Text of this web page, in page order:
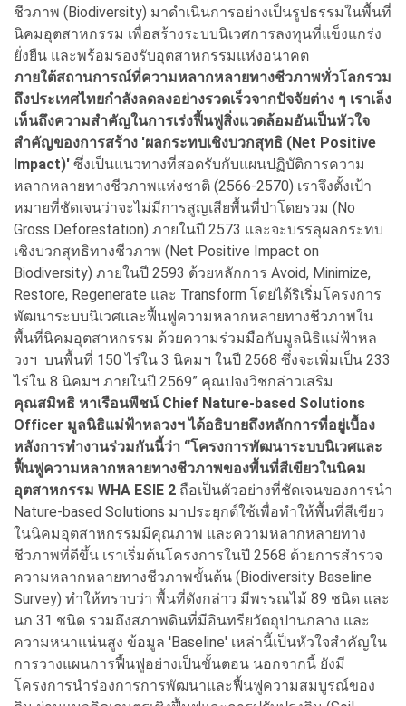
ชีวภาพ (Biodiversity) มาดำเนินการอย่างเป็นรูปธรรมในพื้นที่
นิคมอุตสาหกรรม เพื่อสร้างระบบนิเวศการลงทุนที่แข็งแกร่ง
ยั่งยืน และพร้อมรองรับอุตสาหกรรมแห่งอนาคต
ภายใต้สถานการณ์ที่ความหลากหลายทางชีวภาพทั่วโลกรวม
ถึงประเทศไทยกำลังลดลงอย่างรวดเร็วจากปัจจัยต่าง ๆ เราเล็ง
เห็นถึงความสำคัญในการเร่งฟื้นฟูสิ่งแวดล้อมอันเป็นหัวใจ
สำคัญของการสร้าง 'ผลกระทบเชิงบวกสุทธิ (Net Positive
Impact)' ซึ่งเป็นแนวทางที่สอดรับกับแผนปฏิบัติการความ
หลากหลายทางชีวภาพแห่งชาติ (2566-2570) เราจึงตั้งเป้า
หมายที่ชัดเจนว่าจะไม่มีการสูญเสียพื้นที่ป่าโดยรวม (No
Gross Deforestation) ภายในปี 2573 และจะบรรลุผลกระทบ
เชิงบวกสุทธิทางชีวภาพ (Net Positive Impact on
Biodiversity) ภายในปี 2593 ด้วยหลักการ Avoid, Minimize,
Restore, Regenerate และ Transform โดยได้ริเริ่มโครงการ
พัฒนาระบบนิเวศและฟื้นฟูความหลากหลายทางชีวภาพใน
พื้นที่นิคมอุตสาหกรรม ด้วยความร่วมมือกับมูลนิธิแม่ฟ้าหล
วงฯ บนพื้นที่ 150 ไร่ใน 3 นิคมฯ ในปี 2568 ซึ่งจะเพิ่มเป็น 233
ไร่ใน 8 นิคมฯ ภายในปี 2569” คุณปจงวิชกล่าวเสริม
คุณสมิทธิ หาเรือนพืชน์ Chief Nature-based Solutions
Officer มูลนิธิแม่ฟ้าหลวงฯ ได้อธิบายถึงหลักการที่อยู่เบื้อง
หลังการทำงานร่วมกันนี้ว่า “โครงการพัฒนาระบบนิเวศและ
ฟื้นฟูความหลากหลายทางชีวภาพของพื้นที่สีเขียวในนิคม
อุตสาหกรรม WHA ESIE 2 ถือเป็นตัวอย่างที่ชัดเจนของการนำ
Nature-based Solutions มาประยุกต์ใช้เพื่อทำให้พื้นที่สีเขียว
ในนิคมอุตสาหกรรมมีคุณภาพ และความหลากหลายทาง
ชีวภาพที่ดีขึ้น เราเริ่มต้นโครงการในปี 2568 ด้วยการสำรวจ
ความหลากหลายทางชีวภาพขั้นต้น (Biodiversity Baseline
Survey) ทำให้ทราบว่า พื้นที่ดังกล่าว มีพรรณไม้ 89 ชนิด และ
นก 31 ชนิด รวมถึงสภาพดินที่มีอินทรียวัตถุปานกลาง และ
ความหนาแน่นสูง ข้อมูล 'Baseline' เหล่านี้เป็นหัวใจสำคัญใน
การวางแผนการฟื้นฟูอย่างเป็นขั้นตอน นอกจากนี้ ยังมี
โครงการนำร่องการการพัฒนาและฟื้นฟูความสมบูรณ์ของ